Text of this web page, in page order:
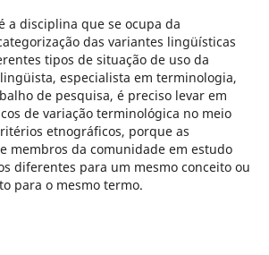
a disciplina que se ocupa da
das variantes lingüísticas
tipos de situação de uso da
especialista em terminologia,
de pesquisa, é preciso levar em
de variação terminológica no meio
etnográficos, porque as
membros da comunidade em estudo
diferentes para um mesmo conceito ou
para o mesmo termo.